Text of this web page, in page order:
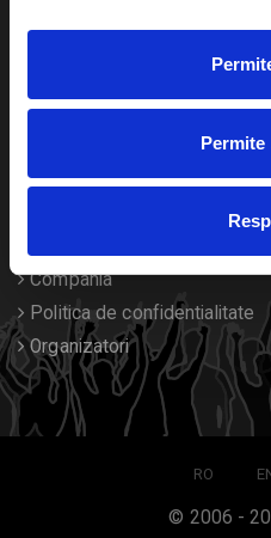
Permite
Despre noi
Contact
Compania
Politica de confidentialitate
Organizatori
RO
© 2006 -